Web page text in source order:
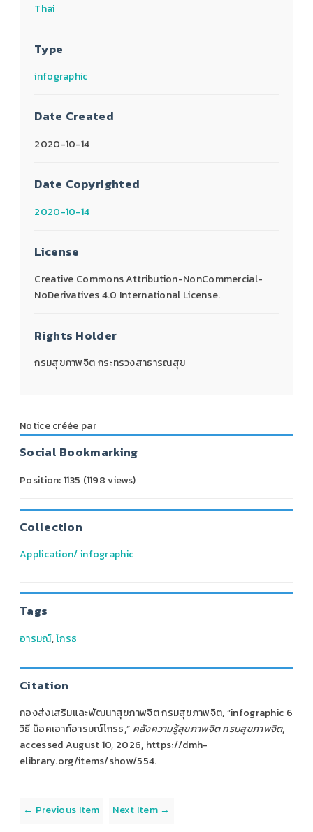
Thai
Type
infographic
Date Created
2020-10-14
Date Copyrighted
2020-10-14
License
Creative Commons Attribution-NonCommercial-
NoDerivatives 4.0 International License.
Rights Holder
กรมสุขภาพจิต กระทรวงสาธารณสุข
Notice créée par
Social Bookmarking
Position:1135 (1198views)
Collection
Application/ infographic
Tags
อารมณ์,โกรธ
Citation
กองส่งเสริมและพัฒนาสุขภาพจิต กรมสุขภาพจิต, “infographic 6
วิธี น็อคเอาท์อารมณ์โกรธ,” คลังความรู้สุขภาพจิต กรมสุขภาพจิต,
accessed August 10, 2026, https://dmh-
elibrary.org/items/show/554.
← Previous Item Next Item →